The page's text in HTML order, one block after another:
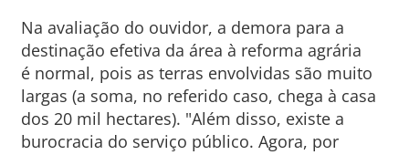
Na avaliação do ouvidor, a demora para a
destinação efetiva da área à reforma agrária
é normal, pois as terras envolvidas são muito
largas (a soma, no referido caso, chega à casa
dos 20 mil hectares). "Além disso, existe a
burocracia do serviço público. Agora, por